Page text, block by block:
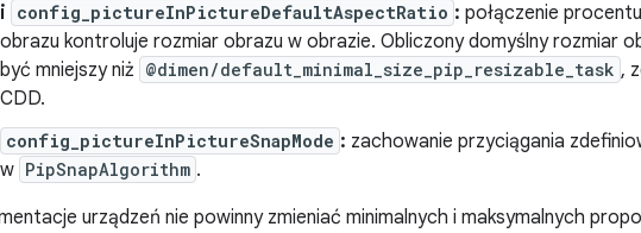
i config_pictureInPictureDefaultAspectRatio : połączenie
obrazu kontroluje rozmiar obrazu w obrazie. Obliczony domyślny rozmiar
być mniejszy niż @dimen/default_minimal_size_pip_resizable_task ,
CDD.
config_pictureInPictureSnapMode : zachowanie przyciągania
w PipSnapAlgorithm .
urządzeń nie powinny zmieniać minimalnych i maksymalnych